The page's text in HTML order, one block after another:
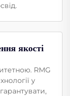
якості
RMG
у